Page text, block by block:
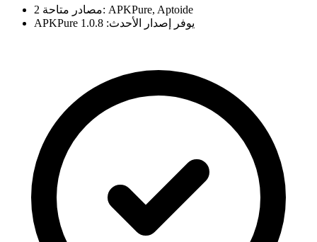
2 مصادر متاحة: APKPure, Aptoide
APKPure يوفر إصدار الأحدث: 1.0.8